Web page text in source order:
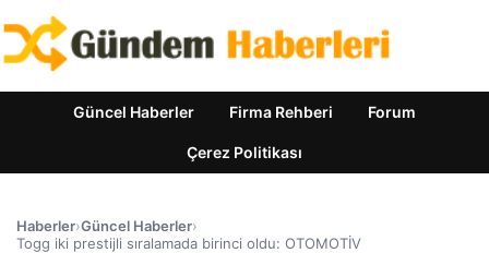
Güncel Haberler Firma Rehberi Forum
Çerez Politikası
Haberler›Güncel Haberler›
Togg iki prestijli sıralamada birinci oldu: OTOMOTİV